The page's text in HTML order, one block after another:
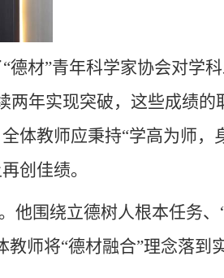
材”青年科学家协会对学
两年实现突破，这些成绩的
体教师应秉持“学高为师，
创佳绩。
他围绕立德树人根本任务、
师将“德材融合”理念落到